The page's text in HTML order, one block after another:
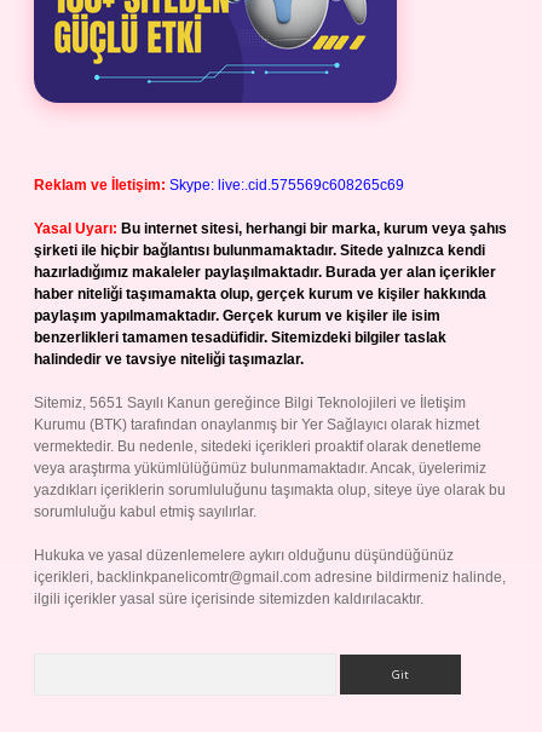
Reklam ve İletişim: Skype: live:.cid.575569c608265c69
Yasal Uyarı: Bu internet sitesi, herhangi bir marka, kurum veya şahıs
şirketi ile hiçbir bağlantısı bulunmamaktadır. Sitede yalnızca kendi
hazırladığımız makaleler paylaşılmaktadır. Burada yer alan içerikler
haber niteliği taşımamakta olup, gerçek kurum ve kişiler hakkında
paylaşım yapılmamaktadır. Gerçek kurum ve kişiler ile isim
benzerlikleri tamamen tesadüfidir. Sitemizdeki bilgiler taslak
halindedir ve tavsiye niteliği taşımazlar.
Sitemiz, 5651 Sayılı Kanun gereğince Bilgi Teknolojileri ve İletişim
Kurumu (BTK) tarafından onaylanmış bir Yer Sağlayıcı olarak hizmet
vermektedir. Bu nedenle, sitedeki içerikleri proaktif olarak denetleme
veya araştırma yükümlülüğümüz bulunmamaktadır. Ancak, üyelerimiz
yazdıkları içeriklerin sorumluluğunu taşımakta olup, siteye üye olarak bu
sorumluluğu kabul etmiş sayılırlar.
Hukuka ve yasal düzenlemelere aykırı olduğunu düşündüğünüz
içerikleri, backlinkpanelicomtr@gmail.com adresine bildirmeniz halinde,
ilgili içerikler yasal süre içerisinde sitemizden kaldırılacaktır.